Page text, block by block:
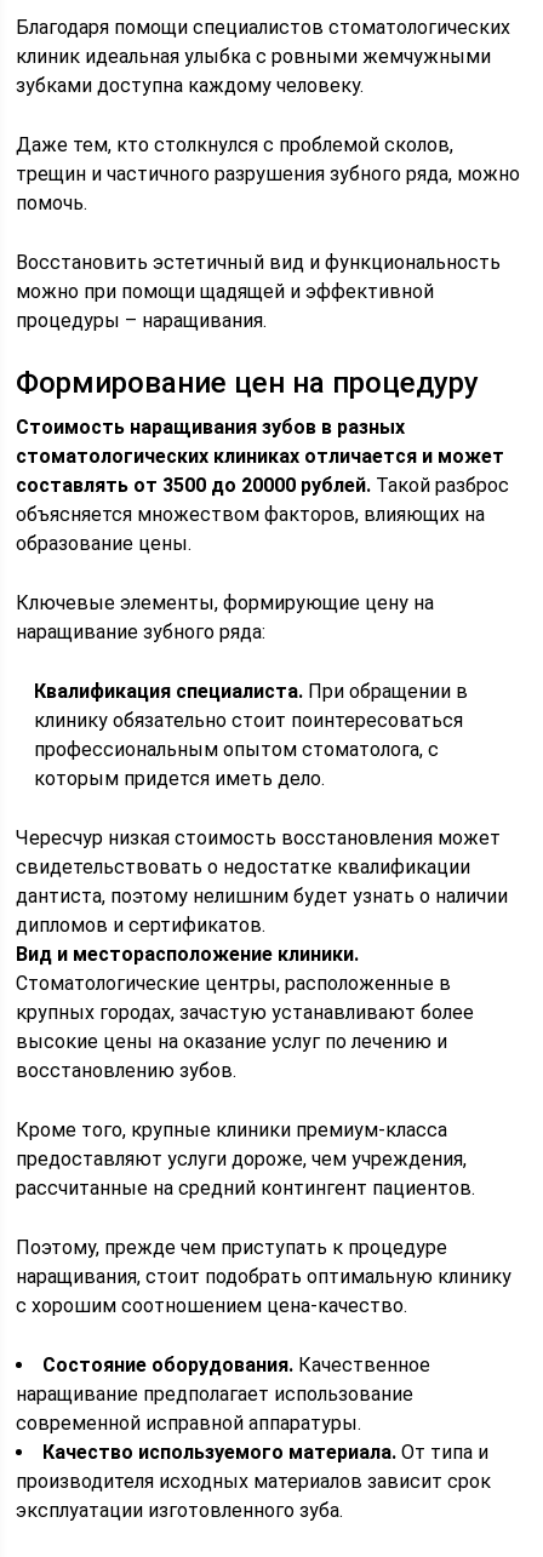
Благодаря помощи специалистов стоматологических
клиник идеальная улыбка с ровными жемчужными
зубками доступна каждому человеку.
Даже тем, кто столкнулся с проблемой сколов,
трещин и частичного разрушения зубного ряда, можно
помочь.
Восстановить эстетичный вид и функциональность
можно при помощи щадящей и эффективной
процедуры – наращивания.
Формирование цен на процедуру
Стоимость наращивания зубов в разных
стоматологических клиниках отличается и может
составлять от 3500 до 20000 рублей. Такой разброс
объясняется множеством факторов, влияющих на
образование цены.
Ключевые элементы, формирующие цену на
наращивание зубного ряда:
Квалификация специалиста. При обращении в
клинику обязательно стоит поинтересоваться
профессиональным опытом стоматолога, с
которым придется иметь дело.
Чересчур низкая стоимость восстановления может
свидетельствовать о недостатке квалификации
дантиста, поэтому нелишним будет узнать о наличии
дипломов и сертификатов.
Вид и месторасположение клиники.
Стоматологические центры, расположенные в
крупных городах, зачастую устанавливают более
высокие цены на оказание услуг по лечению и
восстановлению зубов.
Кроме того, крупные клиники премиум-класса
предоставляют услуги дороже, чем учреждения,
рассчитанные на средний контингент пациентов.
Поэтому, прежде чем приступать к процедуре
наращивания, стоит подобрать оптимальную клинику
с хорошим соотношением цена-качество.
Состояние оборудования. Качественное
наращивание предполагает использование
современной исправной аппаратуры.
Качество используемого материала. От типа и
производителя исходных материалов зависит срок
эксплуатации изготовленного зуба.